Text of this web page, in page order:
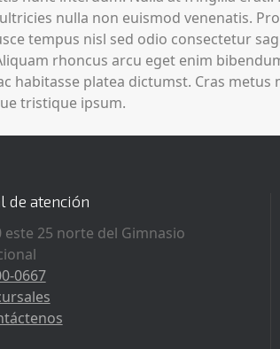
nulla non euismod venenatis.
tempus nisl sed odio consectetur
rhoncus arcu eget enim
habitasse platea dictumst. Cras
tristique ipsum.
de atención
este 25 norte del Gimnasio
0667